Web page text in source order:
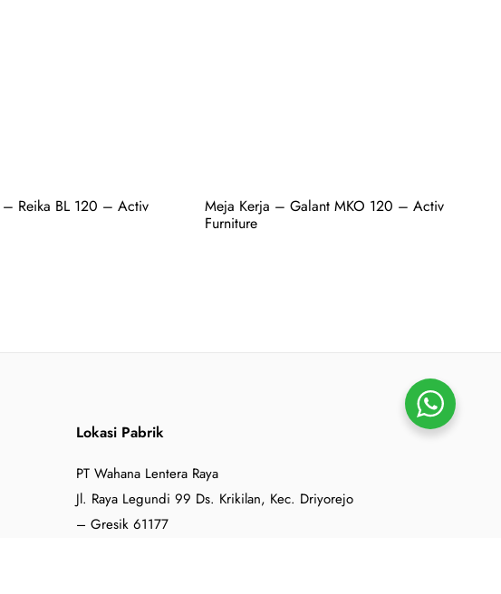
– Reika BL 120 – Activ
Meja Kerja – Galant MKO 120 – Activ
Furniture
Lokasi Pabrik
PT Wahana Lentera Raya
Jl. Raya Legundi 99 Ds. Krikilan, Kec. Driyorejo
– Gresik 61177